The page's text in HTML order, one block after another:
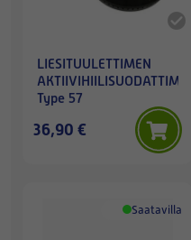
LIESITUULETTIMEN
AKTIIVIHIILISUODATTIMET,
Type 57
36,90 €
Saatavilla